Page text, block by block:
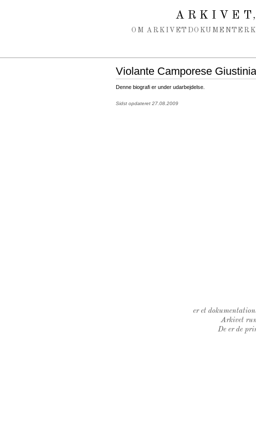
ARKIVET,
OM ARKIVET DOKUMENTER
Violante Camporese
Denne biografi er under udarbejdelse.
Sidst opdateret 27.08.2009
er et
Arkivet
De er de